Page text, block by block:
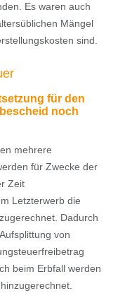
Es waren auch
Mängel
sind.
für den
noch
mehrere
für Zwecke der
Zeit
Letzterwerb die
Dadurch
von
beim Erbfall werden